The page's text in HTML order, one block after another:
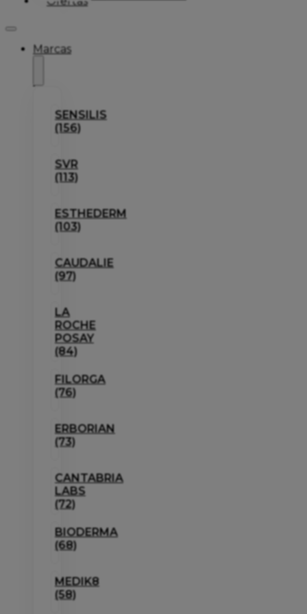
Marcas
SENSILIS
(156)
SVR
(113)
ESTHEDERM
(103)
CAUDALIE
(97)
LA
ROCHE
POSAY
(84)
FILORGA
(76)
ERBORIAN
(73)
CANTABRIA
LABS
(72)
BIODERMA
(68)
MEDIK8
(58)